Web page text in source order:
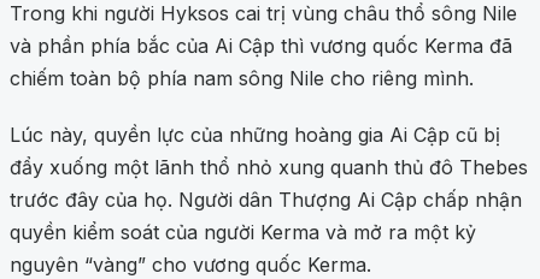
Trong khi người Hyksos cai trị vùng châu thổ sông Nile
và phần phía bắc của Ai Cập thì vương quốc Kerma đã
chiếm toàn bộ phía nam sông Nile cho riêng mình.
Lúc này, quyền lực của những hoàng gia Ai Cập cũ bị
đẩy xuống một lãnh thổ nhỏ xung quanh thủ đô Thebes
trước đây của họ. Người dân Thượng Ai Cập chấp nhận
quyền kiểm soát của người Kerma và mở ra một kỷ
nguyên “vàng” cho vương quốc Kerma.